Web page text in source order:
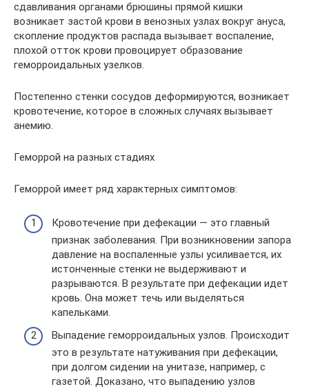
сдавливания органами брюшины прямой кишки
возникает застой крови в венозных узлах вокруг ануса,
скопление продуктов распада вызывает воспаление,
плохой отток крови провоцирует образование
геморроидальных узелков.
Постепенно стенки сосудов деформируются, возникает
кровотечение, которое в сложных случаях вызывает
анемию.
Геморрой на разных стадиях
Геморрой имеет ряд характерных симптомов:
Кровотечение при дефекации — это главный
признак заболевания. При возникновении запора
давление на воспаленные узлы усиливается, их
истонченные стенки не выдерживают и
разрываются. В результате при дефекации идет
кровь. Она может течь или выделяться
капельками.
Выпадение геморроидальных узлов. Происходит
это в результате натуживания при дефекации,
при долгом сидении на унитазе, например, с
газетой. Доказано, что выпадению узлов